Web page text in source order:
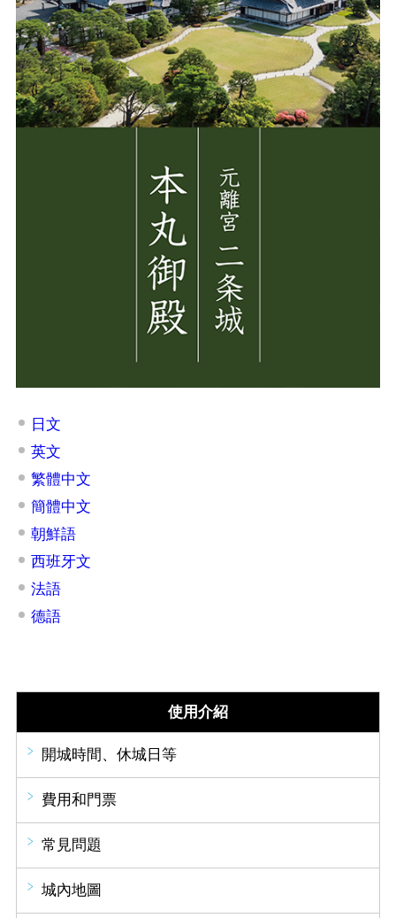
日文
英文
繁體中文
簡體中文
朝鮮語
西班牙文
法語
德語
使用介紹
開城時間、休城日等
費用和門票
常見問題
城內地圖